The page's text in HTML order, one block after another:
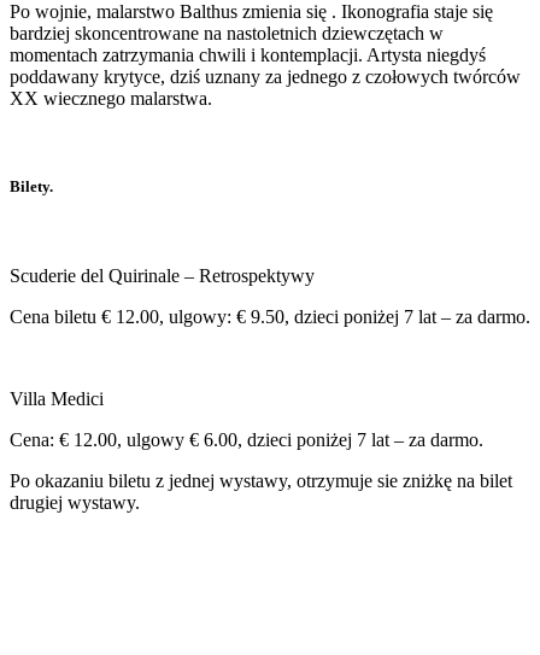
Po wojnie, malarstwo Balthus zmienia się . Ikonografia staje się
bardziej skoncentrowane na nastoletnich dziewczętach w
momentach zatrzymania chwili i kontemplacji. Artysta niegdyś
poddawany krytyce, dziś uznany za jednego z czołowych twórców
XX wiecznego malarstwa.
Bilety.
Scuderie del Quirinale – Retrospektywy
Cena biletu € 12.00, ulgowy: € 9.50, dzieci poniżej 7 lat – za darmo.
Villa Medici
Cena: € 12.00, ulgowy € 6.00, dzieci poniżej 7 lat – za darmo.
Po okazaniu biletu z jednej wystawy, otrzymuje sie zniżkę na bilet
drugiej wystawy.